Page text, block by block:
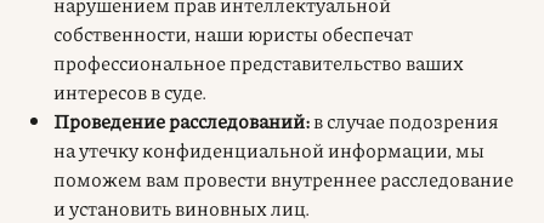
собственности, наши юристы обеспечат
профессиональное представительство ваших
интересов в суде.
Проведение расследований:в случае подозрения
на утечку конфиденциальной информации, мы
поможем вам провести внутреннее расследование
и установить виновных лиц.